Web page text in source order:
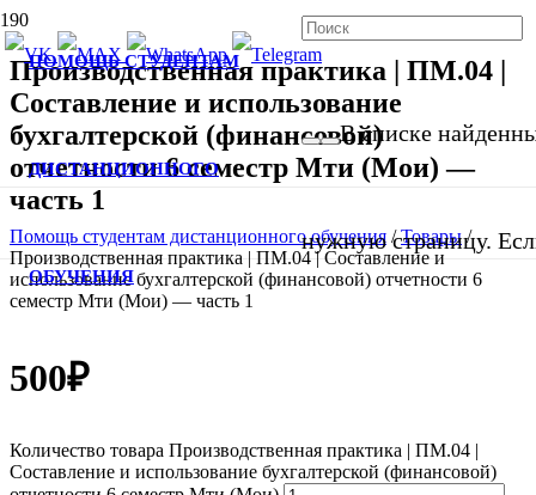
ПОМОЩЬ СТУДЕНТАМ
ДИСТАНЦИОННОГО
ОБУЧЕНИЯ
В списке
нужную страницу.
Производственная практика | ПМ.04 |
Составление и использование
бухгалтерской (финансовой)
отчетности 6 семестр Мти (Мои) —
часть 1
Помощь студентам дистанционного обучения /Товары/
Производственная практика | ПМ.04 | Составление и
использование бухгалтерской (финансовой) отчетности 6
семестр Мти (Мои) — часть 1
500₽
Количество товара Производственная практика | ПМ.04 |
Составление и использование бухгалтерской (финансовой)